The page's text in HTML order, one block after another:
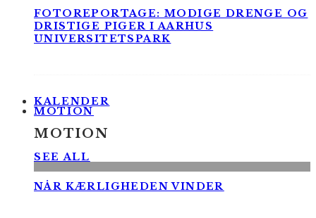
FOTOREPORTAGE: MODIGE DRENGE OG
DRISTIGE PIGER I AARHUS
UNIVERSITETSPARK
KALENDER
MOTION
MOTION
SEE ALL
NÅR KÆRLIGHEDEN VINDER